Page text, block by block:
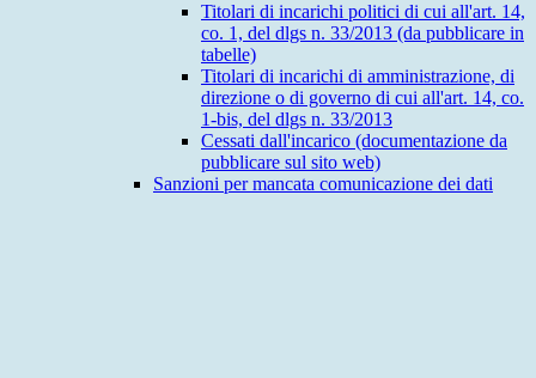
Titolari di incarichi politici di cui all'art. 14,
co. 1, del dlgs n. 33/2013 (da pubblicare in
tabelle)
Titolari di incarichi di amministrazione, di
direzione o di governo di cui all'art. 14, co.
1-bis, del dlgs n. 33/2013
Cessati dall'incarico (documentazione da
pubblicare sul sito web)
Sanzioni per mancata comunicazione dei dati